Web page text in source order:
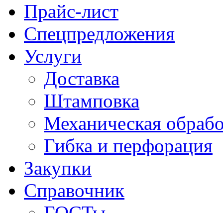
Прайс-лист
Спецпредложения
Услуги
Доставка
Штамповка
Механическая
Гибка и перфорация
Закупки
Справочник